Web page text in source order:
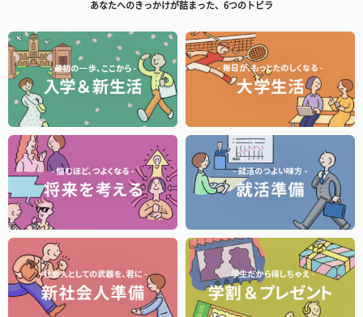
あなたへのきっかけが詰まった、6つのトビラ